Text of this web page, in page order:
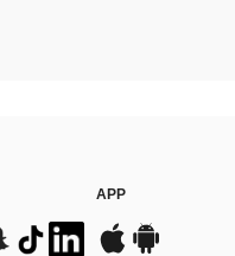
APP